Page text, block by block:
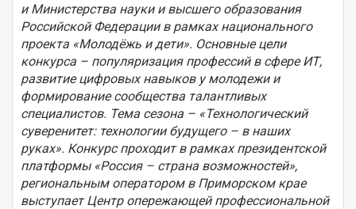
и Министерства науки и высшего образования
Российской Федерации в рамках национального
проекта «Молодёжь и дети». Основные цели
конкурса – популяризация профессий в сфере ИТ,
развитие цифровых навыков у молодежи и
формирование сообщества талантливых
специалистов. Тема сезона – «Технологический
суверенитет: технологии будущего – в наших
руках». Конкурс проходит в рамках президентской
платформы «Россия – страна возможностей»,
региональным оператором в Приморском крае
выступает Центр опережающей профессиональной